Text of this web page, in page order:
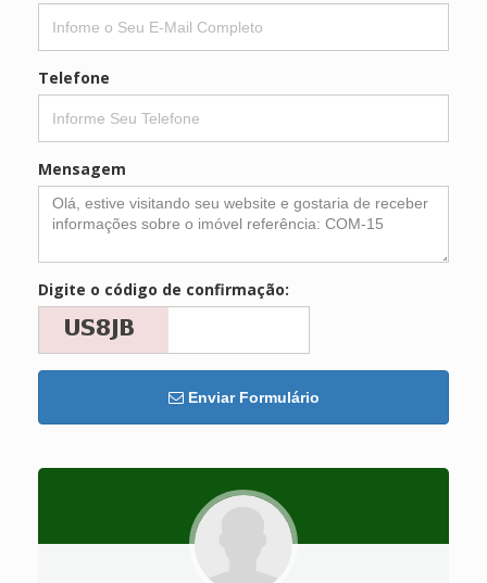
Telefone
Mensagem
Digite o código de confirmação:
Enviar Formulário